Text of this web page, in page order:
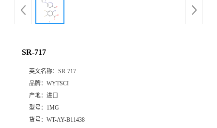
SR-717
英文名称： SR-717
品牌： WYTSCI
产地： 进口
型号： 1MG
货号： WT-AY-B11438